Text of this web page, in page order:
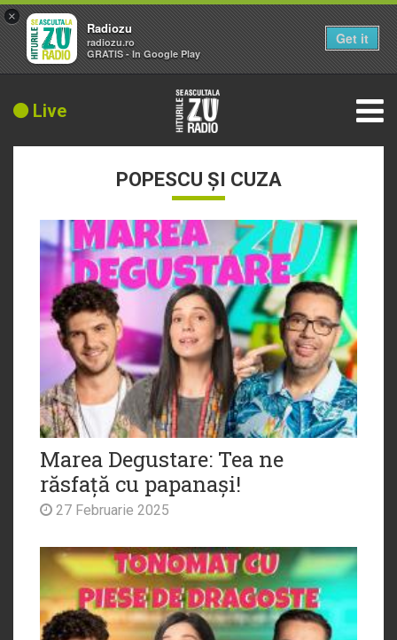
Live
POPESCU ȘI CUZA
Marea Degustare: Tea ne
răsfață cu papanași!
27 Februarie 2025
×
Radiozu
radiozu.ro
GRATIS - In Google Play
Get it